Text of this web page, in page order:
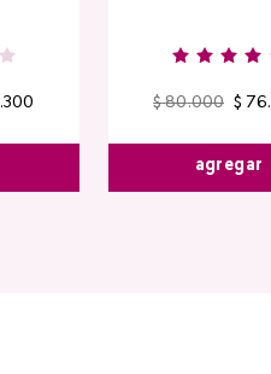
.300 $ 80.000 $ 76.
agregar